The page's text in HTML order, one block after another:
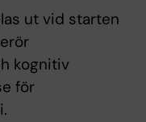
ut vid starten
kognitiv
för